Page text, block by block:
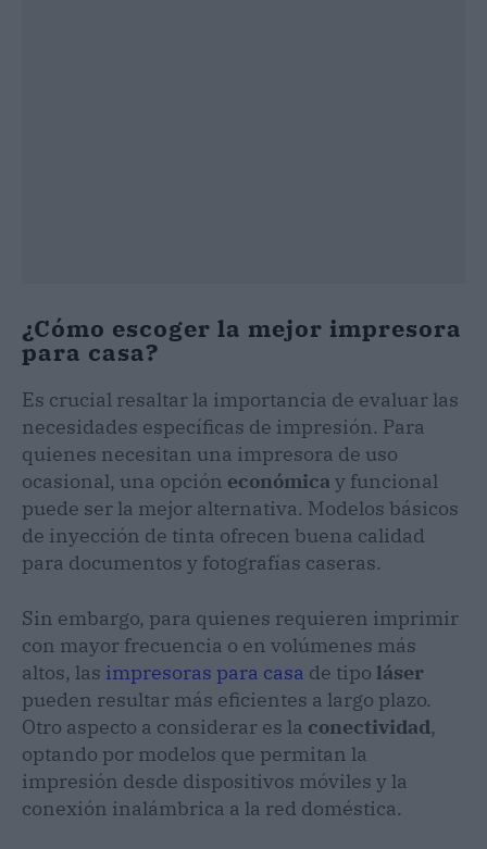
¿Cómo escoger la mejor impresora
para casa?
Es crucial resaltar la importancia de evaluar las
necesidades específicas de impresión. Para
quienes necesitan una impresora de uso
ocasional, una opción económica y funcional
puede ser la mejor alternativa. Modelos básicos
de inyección de tinta ofrecen buena calidad
para documentos y fotografías caseras.
Sin embargo, para quienes requieren imprimir
con mayor frecuencia o en volúmenes más
altos, las impresoras para casa de tipo láser
pueden resultar más eficientes a largo plazo.
Otro aspecto a considerar es la conectividad,
optando por modelos que permitan la
impresión desde dispositivos móviles y la
conexión inalámbrica a la red doméstica.